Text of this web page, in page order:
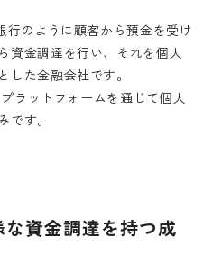
のように顧客から預金を受け
資金調達を行い、それを個人
した金融会社です。
ラットフォームを通じて個人
す。
資金調達を持つ成